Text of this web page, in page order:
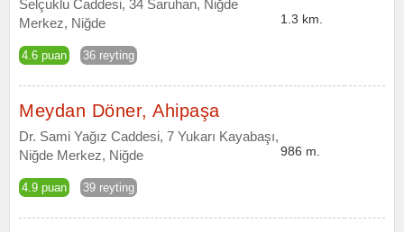
Selçuklu Caddesi, 34 Saruhan, Niğde
Merkez, Niğde
4.6 puan 36 reyting
1.3 km.
Meydan Döner, Ahipaşa
Dr. Sami Yağız Caddesi, 7 Yukarı Kayabaşı,
Niğde Merkez, Niğde
4.9 puan 39 reyting
986 m.